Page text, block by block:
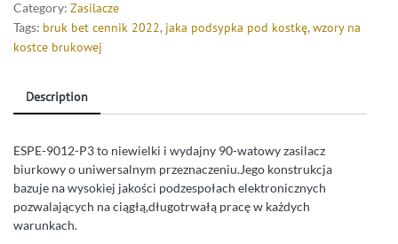
Category: Zasilacze
Tags: bruk bet cennik 2022, jaka podsypka pod kostkę, wzory na
kostce brukowej
Description
ESPE-9012-P3 to niewielki i wydajny 90-watowy zasilacz
biurkowy o uniwersalnym przeznaczeniu.Jego konstrukcja
bazuje na wysokiej jakości podzespołach elektronicznych
pozwalających na ciągłą,długotrwałą pracę w każdych
warunkach.